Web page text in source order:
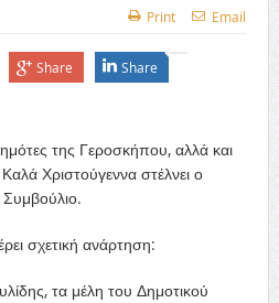
Print Email
Share Share
της Γεροσκήπου, αλλά και
Χριστούγεννα στέλνει ο
σχετική ανάρτηση:
τα μέλη του Δημοτικού